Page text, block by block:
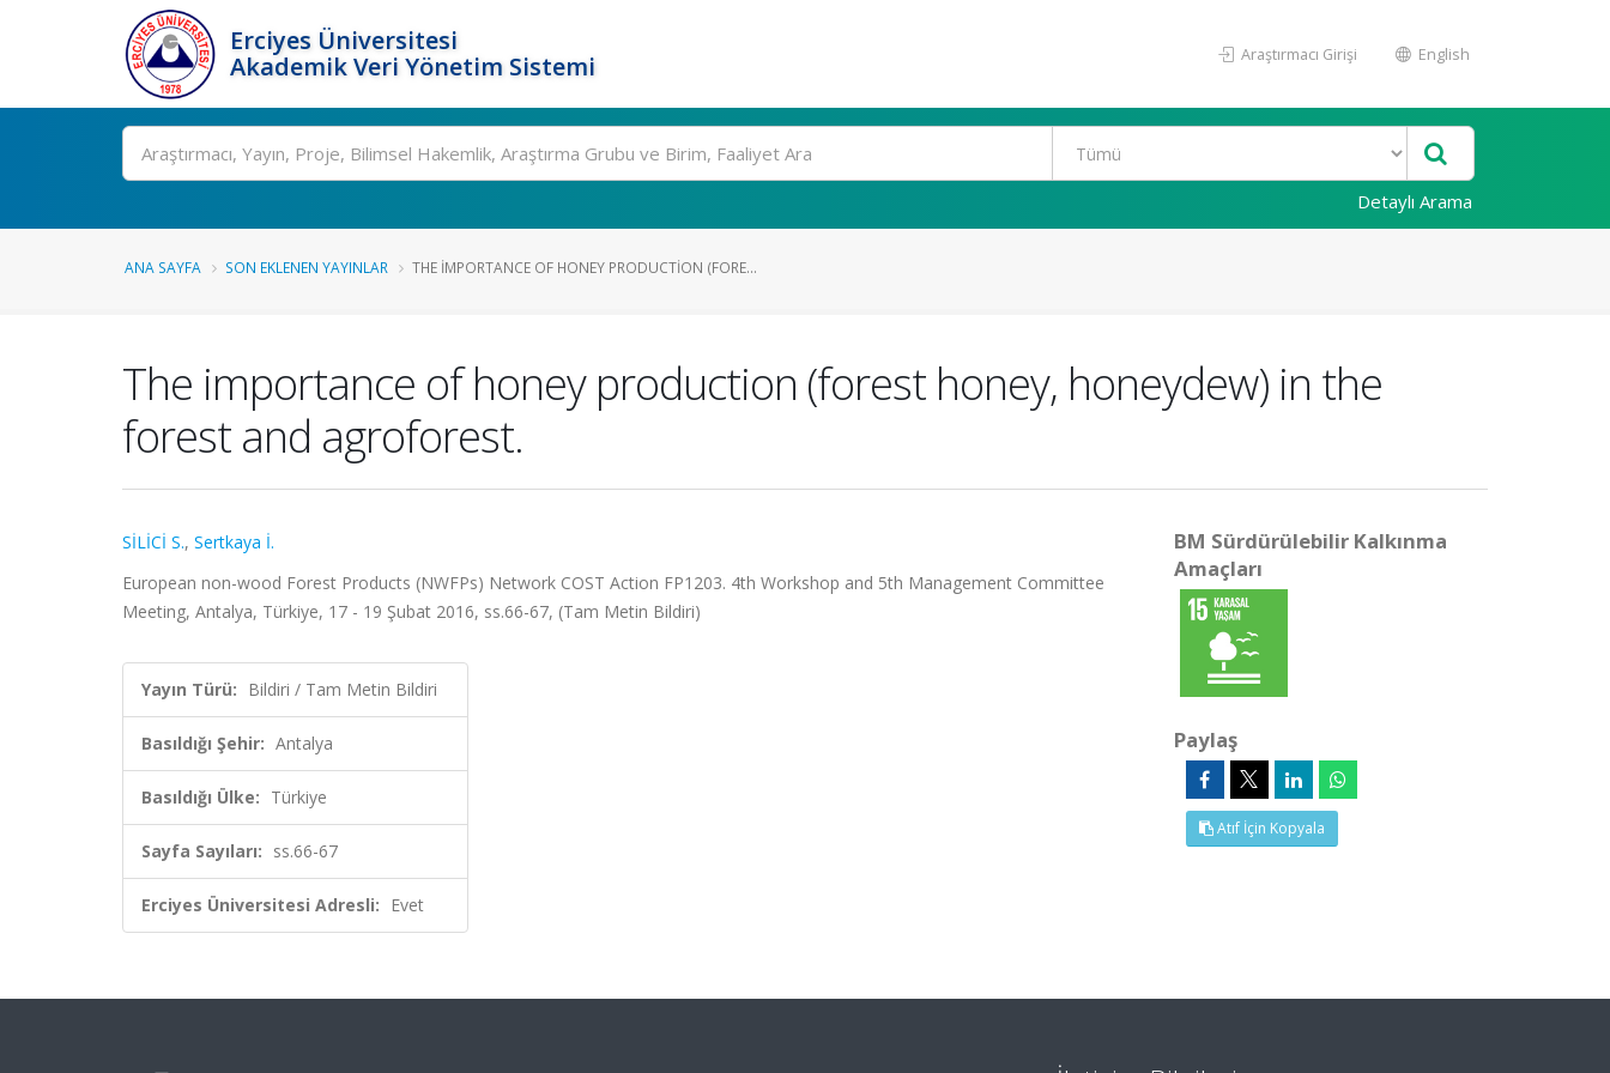
Erciyes Üniversitesi
Akademik Veri Yönetim Sistemi
Araştırmacı Girişi English
Ara
Detaylı Arama
ANA SAYFA SON EKLENEN YAYINLAR THE IMPORTANCE OF HONEY PRODUCTION (FORE...
The importance of honey production (forest honey, honeydew) in the
forest and agroforest.
SİLİCİ S., Sertkaya İ.
European non-wood Forest Products (NWFPs) Network COST Action FP1203. 4th Workshop and 5th Management Committee
Meeting, Antalya, Türkiye, 17 - 19 Şubat 2016, ss.66-67, (Tam Metin Bildiri)
Yayın Türü: Bildiri / Tam Metin Bildiri
Basıldığı Şehir: Antalya
Basıldığı Ülke: Türkiye
Sayfa Sayıları: ss.66-67
Erciyes Üniversitesi Adresli: Evet
BM Sürdürülebilir Kalkınma
Amaçları
Paylaş
Atıf İçin Kopyala